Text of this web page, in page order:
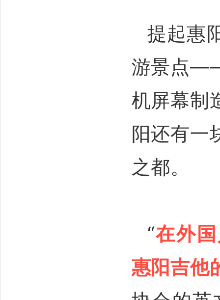
提起惠
游景点
机屏幕
阳还有
之都。
“在外
惠阳吉他